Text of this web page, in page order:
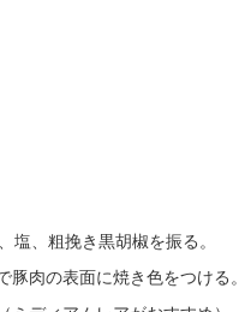
塩、粗挽き黒胡椒を振る。
肉の表面に焼き色をつける。